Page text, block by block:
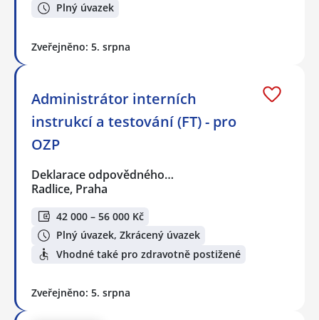
Plný úvazek
Zveřejněno: 5. srpna
Administrátor interních
instrukcí a testování (FT) - pro
OZP
Deklarace odpovědného…
Radlice, Praha
42 000 – 56 000 Kč
Plný úvazek, Zkrácený úvazek
Vhodné také pro zdravotně postižené
Zveřejněno: 5. srpna